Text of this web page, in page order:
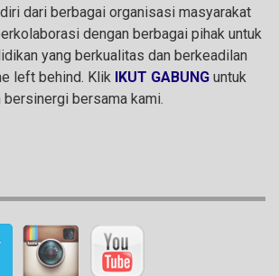
dari berbagai organisasi masyarakat
dengan berbagai pihak untuk
yang berkualitas dan berkeadilan
left behind. Klik IKUT GABUNG untuk
bersama kami.